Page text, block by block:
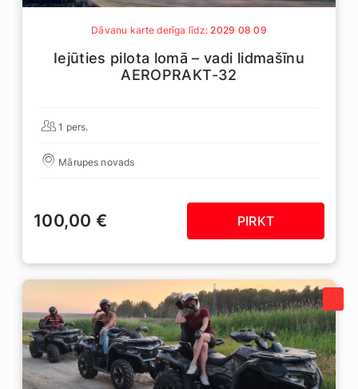
Dāvanu karte derīga līdz: 2029 08 09
Iejūties pilota lomā – vadi lidmašīnu
AEROPRAKT-32
1 pers.
Mārupes novads
100,00 € PIRKT